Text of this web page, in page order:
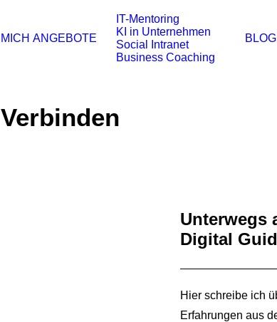
ANGEBOTE
IT-Mentoring
KI in Unternehmen
Social Intranet
Business Coaching
BLOG
Unterwegs
Digital
Hier schreibe ich
Erfahrungen aus